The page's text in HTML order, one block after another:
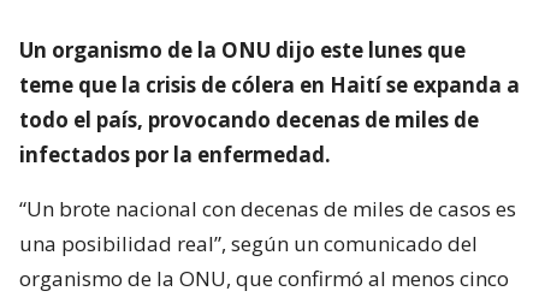
Un organismo de la ONU dijo este lunes que
teme que la crisis de cólera en Haití se expanda a
todo el país, provocando decenas de miles de
infectados por la enfermedad.
“Un brote nacional con decenas de miles de casos es
una posibilidad real”, según un comunicado del
organismo de la ONU, que confirmó al menos cinco